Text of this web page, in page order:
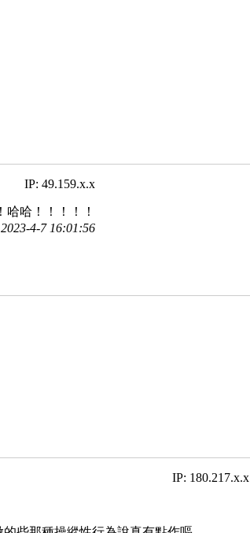
IP: 49.159.x.x
哈！！！！！
4-7 16:01:56
IP: 180.217.x.x